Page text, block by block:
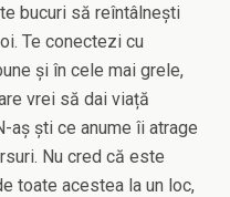
bucuri să reîntâlnești
Te conectezi cu
și în cele mai grele,
vrei să dai viață
aș ști ce anume îi atrage
Nu cred că este
toate acestea la un loc,